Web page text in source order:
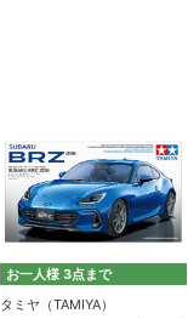
お一人様 3点まで
タミヤ（TAMIYA）